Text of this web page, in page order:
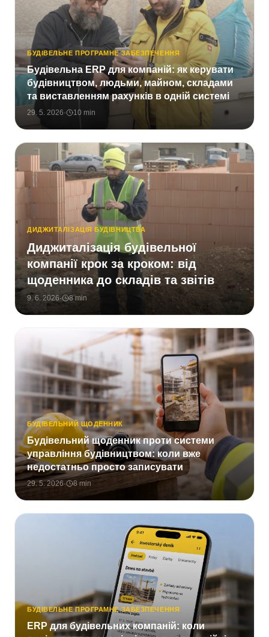
БУДІВЕЛЬНЕ ПРОГРАМНЕ ЗАБЕЗПЕЧЕННЯ
Будівельна ERP для компаній: як керувати
будівництвом, людьми, майном, складами
та виставленням рахунків в одній системі
29. 5. 2026· 10 min
ДИДЖИТАЛІЗАЦІЯ БУДІВНИЦТВА
Диджиталізація будівельної
компанії крок за кроком: від
щоденника до складів та звітів
9. 6. 2026· 8min
БУДІВЕЛЬНИЙ ЩОДЕННИК
Будівельний щоденник проти системи
управління будівництвом: коли вже
недостатньо просто записувати
29. 5. 2026· 8 min
БУДІВЕЛЬНЕ ПРОГРАМНЕ ЗАБЕЗПЕЧЕННЯ
ERP для будівельних компаній: коли